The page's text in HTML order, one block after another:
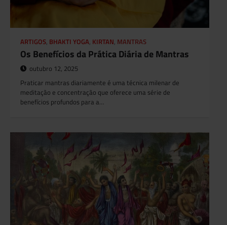
ARTIGOS, BHAKTI YOGA, KIRTAN, MANTRAS
Os Benefícios da Prática Diária de Mantras
outubro 12, 2025
Praticar mantras diariamente é uma técnica milenar de
meditação e concentração que oferece uma série de
benefícios profundos para a…